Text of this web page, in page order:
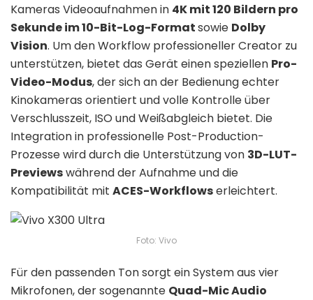
Kameras Videoaufnahmen in 4K mit 120 Bildern pro
Sekunde im 10-Bit-Log-Formatsowie Dolby
Vision. Um den Workflow professioneller Creator zu
unterstützen, bietet das Gerät einen speziellen Pro-
Video-Modus, der sich an der Bedienung echter
Kinokameras orientiert und volle Kontrolle über
Verschlusszeit, ISO und Weißabgleich bietet. Die
Integration in professionelle Post-Production-
Prozesse wird durch die Unterstützung von 3D-LUT-
Previewswährend der Aufnahme und die
Kompatibilität mit ACES-Workflowserleichtert.
Foto: Vivo
Für den passenden Ton sorgt ein System aus vier
Mikrofonen, der sogenannte Quad-Mic Audio